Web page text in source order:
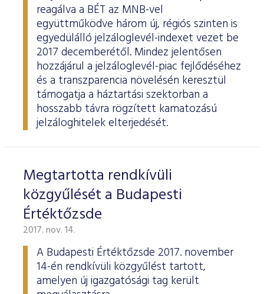
reagálva a BÉT az MNB-vel
együttműködve három új, régiós szinten is
egyedülálló jelzáloglevél-indexet vezet be
2017 decemberétől. Mindez jelentősen
hozzájárul a jelzáloglevél-piac fejlődéséhez
és a transzparencia növelésén keresztül
támogatja a háztartási szektorban a
hosszabb távra rögzített kamatozású
jelzáloghitelek elterjedését.
Megtartotta rendkívüli
közgyűlését a Budapesti
Értéktőzsde
2017. nov. 14.
A Budapesti Értéktőzsde 2017. november
14-én rendkívüli közgyűlést tartott,
amelyen új igazgatósági tag került